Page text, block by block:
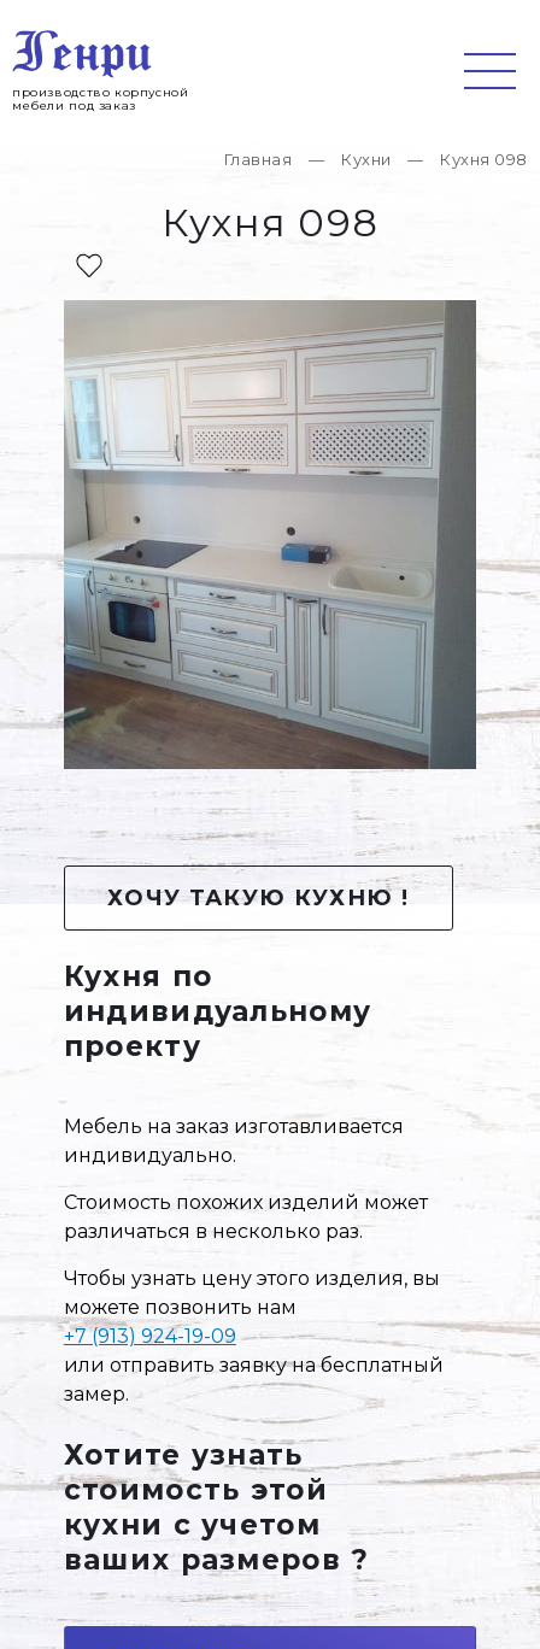
to
navigation
Главная — Кухни — Кухня 098
Кухня 098
ХОЧУ ТАКУЮ КУХНЮ !
Кухня по
индивидуальному
проекту
Мебель на заказ изготавливается
индивидуально.
Стоимость похожих изделий может
различаться в несколько раз.
Чтобы узнать цену этого изделия, вы
можете позвонить нам
+7 (913) 924-19-09
или отправить заявку на бесплатный
замер.
Хотите узнать
стоимость этой
кухни с учетом
ваших размеров ?